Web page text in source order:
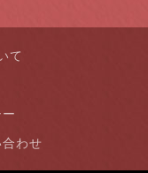
て
わせ